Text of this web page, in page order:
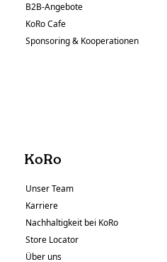
B2B-Angebote
KoRo Cafe
Sponsoring & Kooperationen
KoRo
Unser Team
Karriere
Nachhaltigkeit bei KoRo
Store Locator
Über uns